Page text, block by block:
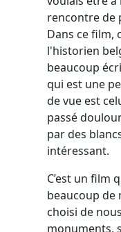
rencontre de
Dans ce film,
l'historien
beaucoup
qui est une
de vue est
passé
par des
intéressant.
C’est un film
beaucoup de
choisi de
monuments,